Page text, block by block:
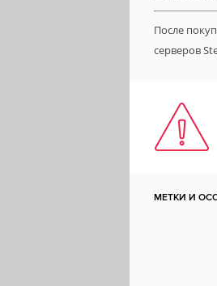
После
серверов
МЕТКИ И